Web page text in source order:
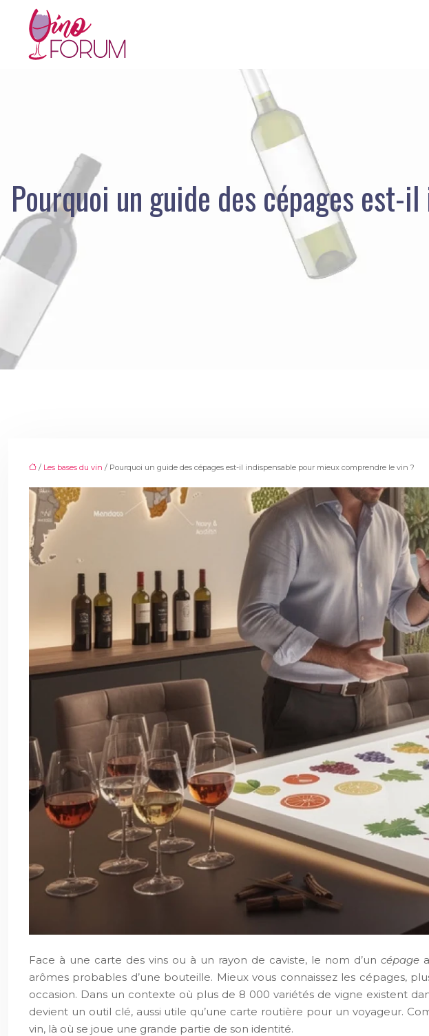
Pourquoi un guide des cépages est-
/ Les bases du vin / Pourquoi un guide des cépages est-il indispensable pour mieux comprendre le vin ?
Face à une carte des vins ou à un rayon de caviste, le nom d’un cépage
arômes probables d’une bouteille. Mieux vous connaissez les cépages,
occasion. Dans un contexte où plus de 8 000 variétés de vigne existent
devient un outil clé, aussi utile qu’une carte routière pour un voyageur.
vin, là où se joue une grande partie de son identité.